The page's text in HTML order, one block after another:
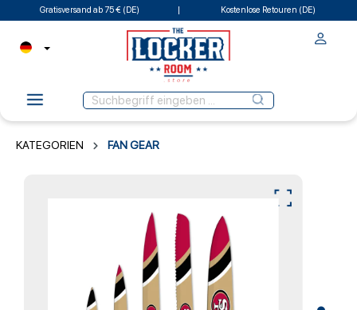
Gratisversand ab 75 € (DE) Kostenlose Retouren (DE)
KATEGORIEN FAN GEAR